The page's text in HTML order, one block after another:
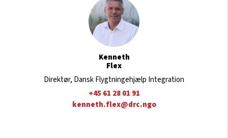
Kenneth
Flex
Direktør, Dansk Flygtningehjælp Integration
+45 61 28 01 91
kenneth.flex@drc.ngo